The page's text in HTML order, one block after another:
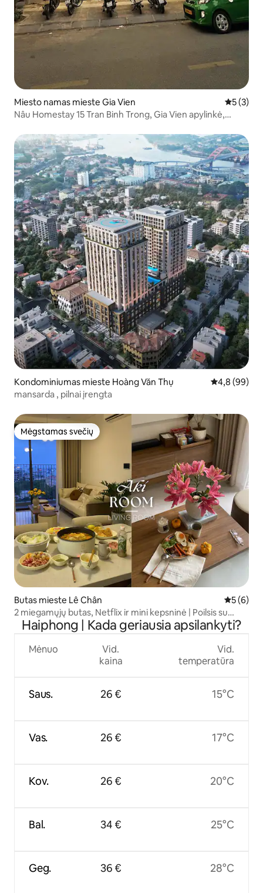
Miesto namas mieste Gia Vien Vidutinis
5 (3)
Nâu Homestay 15 Tran Binh Trong, Gia Vien apylinkė,
Kondominiumas mieste Hoàng Văn Thụ Vidutinis
4,8 (99)
mansarda , pilnai įrengta
Mėgstamas svečių
Mėgstamas svečių
Butas mieste Lê Chân Vidutinis
5 (6)
2 miegamųjų butas, Netflix ir mini kepsninė | Poilsis su
vaizdu į baseiną
Haiphong | Kada geriausia apsilankyti?
Mėnuo
Saus.
Vas.
Kov.
Bal.
Geg.
Vid.
kaina
26 €
26 €
26 €
34 €
36 €
Vid.
temperatūra
15°C
17°C
20°C
25°C
28°C